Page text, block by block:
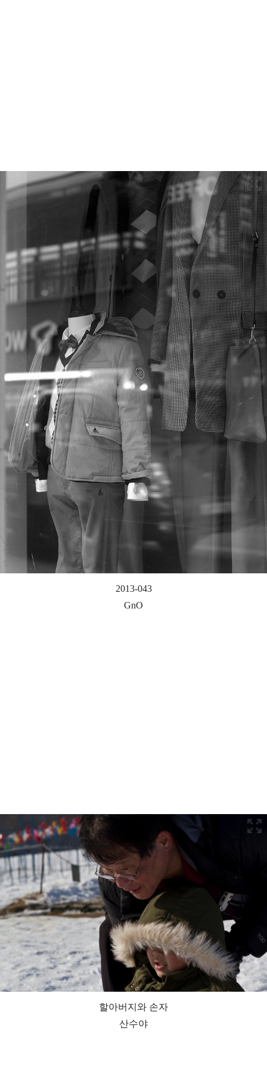
2013-043
GnO
할아버지와 손자
산수야